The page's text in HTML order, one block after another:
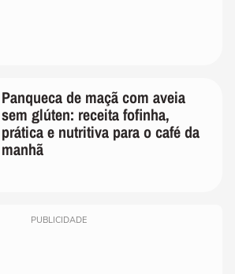
Panqueca de maçã com aveia
sem glúten: receita fofinha,
prática e nutritiva para o café da
manhã
PUBLICIDADE